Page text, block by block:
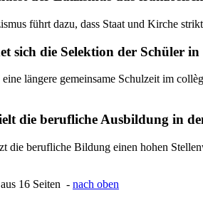
führt dazu, dass Staat und Kirche
sich die Selektion der Schüler
längere gemeinsame Schulzeit im
die berufliche Ausbildung in
die berufliche Bildung einen hohen
16 Seiten - nach oben